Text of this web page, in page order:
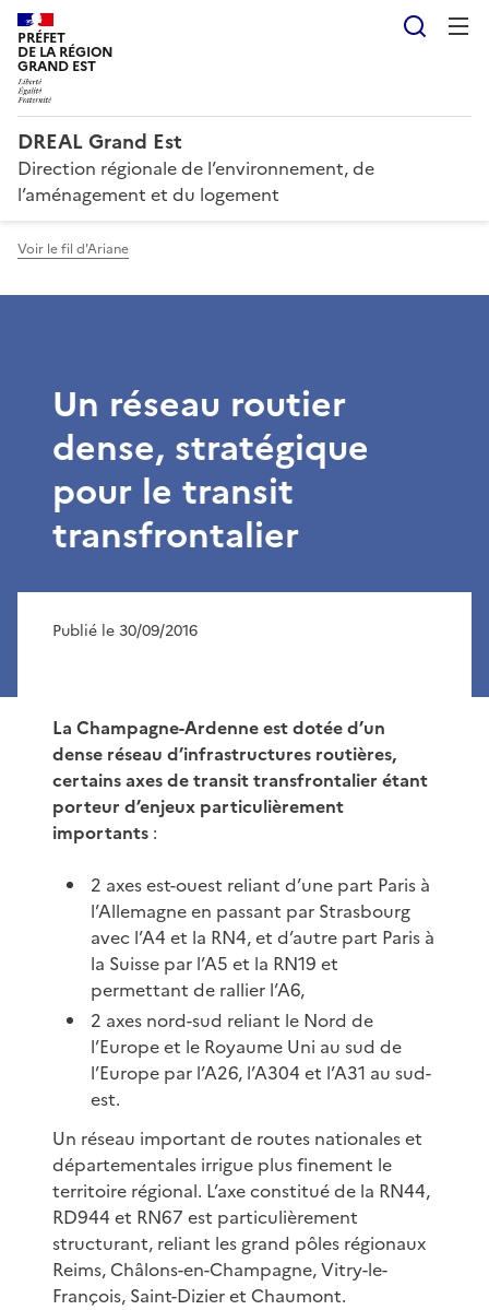
PRÉFET
DE LA RÉGION
GRAND EST
DREAL Grand Est
Direction régionale de l’environnement, de
l’aménagement et du logement
Voir le fil d'Ariane
Un réseau routier
dense, stratégique
pour le transit
transfrontalier
Publié le 30/09/2016
La Champagne-Ardenne est dotée d’un
dense réseau d’infrastructures routières,
certains axes de transit transfrontalier étant
porteur d’enjeux particulièrement
importants :
2 axes est-ouest reliant d’une part Paris à
l’Allemagne en passant par Strasbourg
avec l’A4 et la RN4, et d’autre part Paris à
la Suisse par l’A5 et la RN19 et
permettant de rallier l’A6,
2 axes nord-sud reliant le Nord de
l’Europe et le Royaume Uni au sud de
l’Europe par l’A26, l’A304 et l’A31 au sud-
est.
Un réseau important de routes nationales et
départementales irrigue plus finement le
territoire régional. L’axe constitué de la RN44,
RD944 et RN67 est particulièrement
structurant, reliant les grand pôles régionaux
Reims, Châlons-en-Champagne, Vitry-le-
François, Saint-Dizier et Chaumont.